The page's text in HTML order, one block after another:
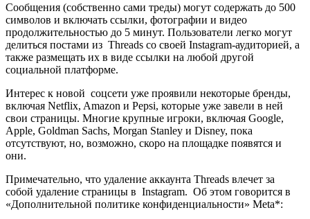
Сообщения (собственно сами треды) могут содержать до 500
символов и включать ссылки, фотографии и видео
продолжительностью до 5 минут. Пользователи легко могут
делиться постами из Threads со своей Instagram-аудиторией, а
также размещать их в виде ссылки на любой другой
социальной платформе.
Интерес к новой соцсети уже проявили некоторые бренды,
включая Netflix, Amazon и Pepsi, которые уже завели в ней
свои страницы. Многие крупные игроки, включая Google,
Apple, Goldman Sachs, Morgan Stanley и Disney, пока
отсутствуют, но, возможно, скоро на площадке появятся и
они.
Примечательно, что удаление аккаунта Threads влечет за
собой удаление страницы в Instagram. Об этом говорится в
«Дополнительной политике конфиденциальности» Meta*: